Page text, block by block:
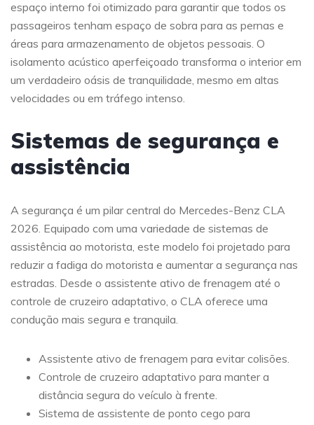
espaço interno foi otimizado para garantir que todos os
passageiros tenham espaço de sobra para as pernas e
áreas para armazenamento de objetos pessoais. O
isolamento acústico aperfeiçoado transforma o interior em
um verdadeiro oásis de tranquilidade, mesmo em altas
velocidades ou em tráfego intenso.
Sistemas de segurança e
assistência
A segurança é um pilar central do Mercedes-Benz CLA
2026. Equipado com uma variedade de sistemas de
assistência ao motorista, este modelo foi projetado para
reduzir a fadiga do motorista e aumentar a segurança nas
estradas. Desde o assistente ativo de frenagem até o
controle de cruzeiro adaptativo, o CLA oferece uma
condução mais segura e tranquila.
Assistente ativo de frenagem para evitar colisões.
Controle de cruzeiro adaptativo para manter a
distância segura do veículo à frente.
Sistema de assistente de ponto cego para